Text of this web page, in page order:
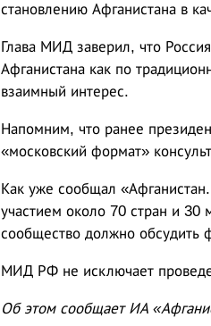
становлению Афганистана в
Глава МИД заверил, что
Афганистана как по
взаимный интерес.
Напомним, что ранее
«московский формат»
Как уже сообщал
участием около 70 стран и
сообщество должно
МИД РФ не исключает
Об этом сообщает ИА